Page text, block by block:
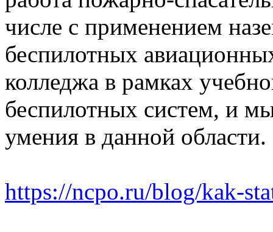
числе с применением
беспилотных
колледжа в рамках
беспилотных систем, и
умения в данной области.
https://ncpo.ru/blog/kak-